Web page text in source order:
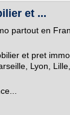
et ...
partout en
et pret
Lyon, Lille,